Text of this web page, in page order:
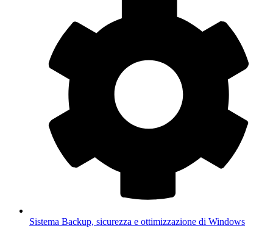
Sistema Backup, sicurezza e ottimizzazione di Windows